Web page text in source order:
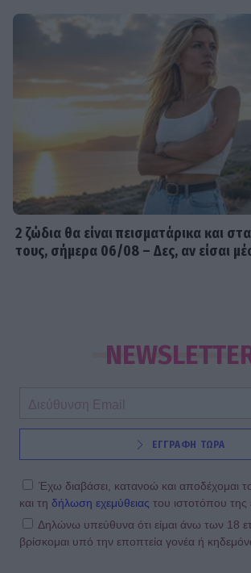
2 ζώδια θα είναι πεισματάρικα και
τους, σήμερα 06/08 – Δες, αν είσαι
ΕΓΓΡΑΦΗ ΤΩΡΑ
Έχω διαβάσει, κατανοώ και αποδέχομαι
και τη δήλωση εχεμύθειας του ιστοτόπου της
Δηλώνω υπεύθυνα ότι είμαι άνω των 18
βρίσκομαι υπό την εποπτεία γονέα ή